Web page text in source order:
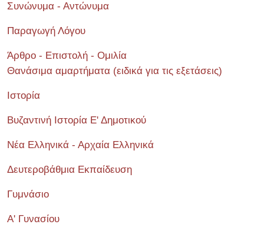
Συνώνυμα - Αντώνυμα
Παραγωγή Λόγου
Άρθρο - Επιστολή - Ομιλία
Θανάσιμα αμαρτήματα (ειδικά για τις εξετάσεις)
Ιστορία
Βυζαντινή Ιστορία Ε' Δημοτικού
Νέα Ελληνικά - Αρχαία Ελληνικά
Δευτεροβάθμια Εκπαίδευση
Γυμνάσιο
Α' Γυνασίου